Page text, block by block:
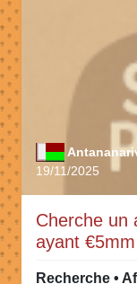
19/11/2025
Cherche un
ayant €5mm
Recherche •